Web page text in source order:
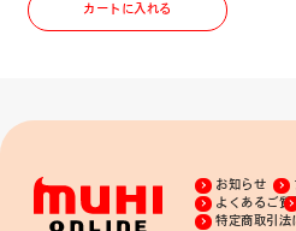
カートに入れる
お知らせ
よくあるご質
特定商取引法